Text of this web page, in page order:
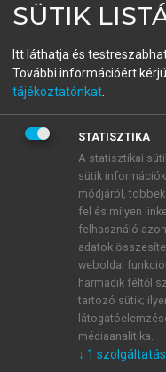
fiókoddal,
A regisztráció után a
BELÉPÉS
ÚJ FIÓK
1 óra díjmentes
E-MAIL-CÍM
SÜTIK
Itt láthatja és
További információért
tájékoztatónkat
STATISZTIKA
A statisztikai
sütik
módjáról,
fel és milyen
felhasználó
adatok
weboldal
harmadik féltől
tartozó sütik;
médiaanalitika.
↓ 1 szolgáltatás